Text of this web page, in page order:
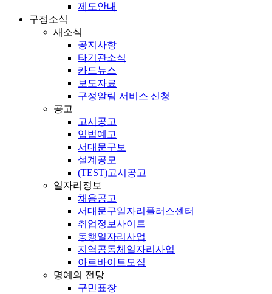
제도안내
구정소식
새소식
공지사항
타기관소식
카드뉴스
보도자료
구정알림 서비스 신청
공고
고시공고
입법예고
서대문구보
설계공모
(TEST)고시공고
일자리정보
채용공고
서대문구일자리플러스센터
취업정보사이트
동행일자리사업
지역공동체일자리사업
아르바이트모집
명예의 전당
구민표창